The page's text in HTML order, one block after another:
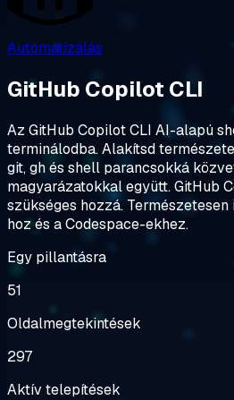
Automatizálás
GitHub Copilot CLI
Az GitHub Copilot CLI AI-alapú
terminálodba. Alakítsd
git, gh és shell parancsokká
magyarázatokkal együtt. GitHub
szükséges hozzá.
hoz és a Codespace-ekhez.
Egy pillantásra
51
Oldalmegtekintések
297
Aktív telepítések